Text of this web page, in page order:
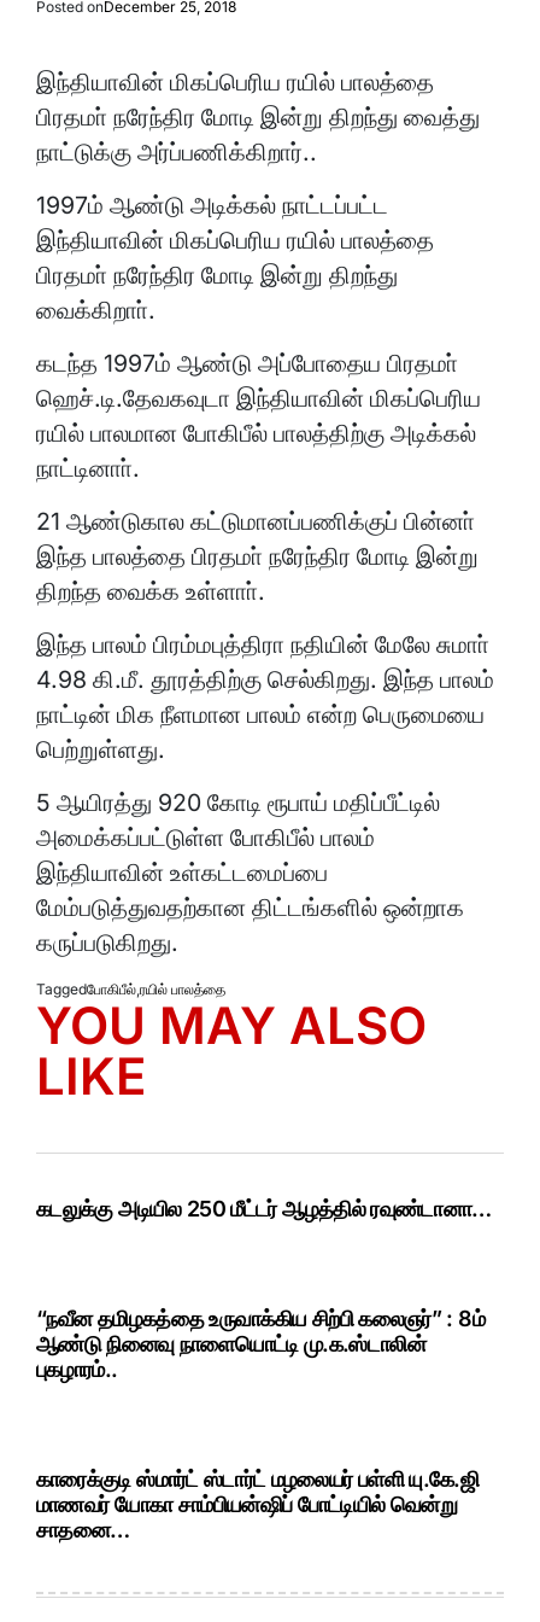
Posted onDecember 25, 2018
இந்தியாவின் மிகப்பெரிய ரயில் பாலத்தை
பிரதமா் நரேந்திர மோடி இன்று திறந்து வைத்து
நாட்டுக்கு அர்ப்பணிக்கிறார்..
1997ம் ஆண்டு அடிக்கல் நாட்டப்பட்ட
இந்தியாவின் மிகப்பெரிய ரயில் பாலத்தை
பிரதமா் நரேந்திர மோடி இன்று திறந்து
வைக்கிறாா்.
கடந்த 1997ம் ஆண்டு அப்போதைய பிரதமா்
ஹெச்.டி.தேவகவுடா இந்தியாவின் மிகப்பெரிய
ரயில் பாலமான போகிபீல் பாலத்திற்கு அடிக்கல்
நாட்டினாா்.
21 ஆண்டுகால கட்டுமானப்பணிக்குப் பின்னா்
இந்த பாலத்தை பிரதமா் நரேந்திர மோடி இன்று
திறந்த வைக்க உள்ளாா்.
இந்த பாலம் பிரம்மபுத்திரா நதியின் மேலே சுமாா்
4.98 கி.மீ. தூரத்திற்கு செல்கிறது. இந்த பாலம்
நாட்டின் மிக நீளமான பாலம் என்ற பெருமையை
பெற்றுள்ளது.
5 ஆயிரத்து 920 கோடி ரூபாய் மதிப்பீட்டில்
அமைக்கப்பட்டுள்ள போகிபீல் பாலம்
இந்தியாவின் உள்கட்டமைப்பை
மேம்படுத்துவதற்கான திட்டங்களில் ஒன்றாக
கருப்படுகிறது.
Taggedபோகிபீல்,ரயில் பாலத்தை
YOU MAY ALSO
LIKE
கடலுக்கு அடியில 250 மீட்டர் ஆழத்தில் ரவுண்டானா…
“நவீன தமிழகத்தை உருவாக்கிய சிற்பி கலைஞர்” : 8ம்
ஆண்டு நினைவு நாளையொட்டி மு.க.ஸ்டாலின்
புகழாரம்..
காரைக்குடி ஸ்மார்ட் ஸ்டார்ட் மழலையர் பள்ளி யு.கே.ஜி
மாணவர் யோகா சாம்பியன்ஷிப் போட்டியில் வென்று
சாதனை…